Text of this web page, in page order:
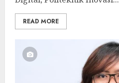
READ MORE